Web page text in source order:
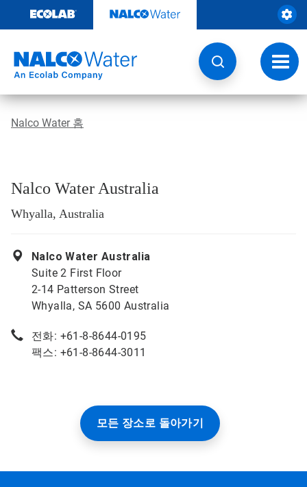
츠
기
토
글
내
비
Nalco Water 홈
Nalco Water Australia
Whyalla, Australia
Nalco Water Australia
Suite 2 First Floor
2-14 Patterson Street
Whyalla, SA 5600 Australia
전화: +61-8-8644-0195
팩스: +61-8-8644-3011
모든 장소로 돌아가기